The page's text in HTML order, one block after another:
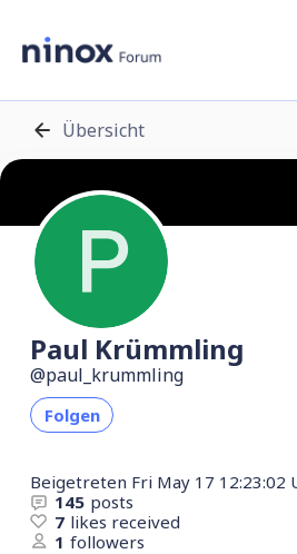
Übersicht
Paul Krümmling
paul_krummling
Folgen
Beigetreten Fri May 17 12:23:02
145 posts
7 likes received
1 followers